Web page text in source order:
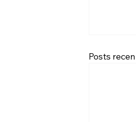
Posts